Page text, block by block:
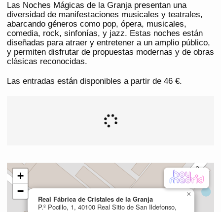
Las Noches Mágicas de la Granja presentan una
diversidad de manifestaciones musicales y teatrales,
abarcando géneros como pop, ópera, musicales,
comedia, rock, sinfonías, y jazz. Estas noches están
diseñadas para atraer y entretener a un amplio público,
y permiten disfrutar de propuestas modernas y de obras
clásicas reconocidas.
Las entradas están disponibles a partir de 46 €.